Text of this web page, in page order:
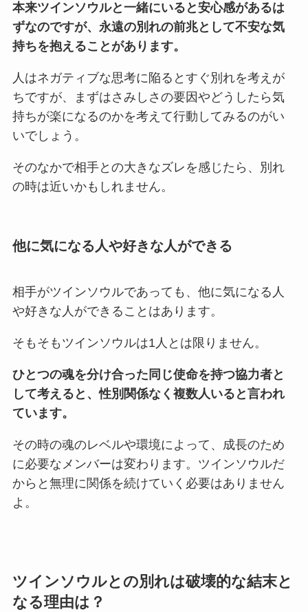
本来ツインソウルと一緒にいると安心感があるは
ずなのですが、永遠の別れの前兆として不安な気
持ちを抱えることがあります。
人はネガティブな思考に陥るとすぐ別れを考えが
ちですが、まずはさみしさの要因やどうしたら気
持ちが楽になるのかを考えて行動してみるのがい
いでしょう。
そのなかで相手との大きなズレを感じたら、別れ
の時は近いかもしれません。
他に気になる人や好きな人ができる
相手がツインソウルであっても、他に気になる人
や好きな人ができることはあります。
そもそもツインソウルは1人とは限りません。
ひとつの魂を分け合った同じ使命を持つ協力者と
して考えると、性別関係なく複数人いると言われ
ています。
その時の魂のレベルや環境によって、成長のため
に必要なメンバーは変わります。ツインソウルだ
からと無理に関係を続けていく必要はありません
よ。
ツインソウルとの別れは破壊的な結末と
なる理由は？